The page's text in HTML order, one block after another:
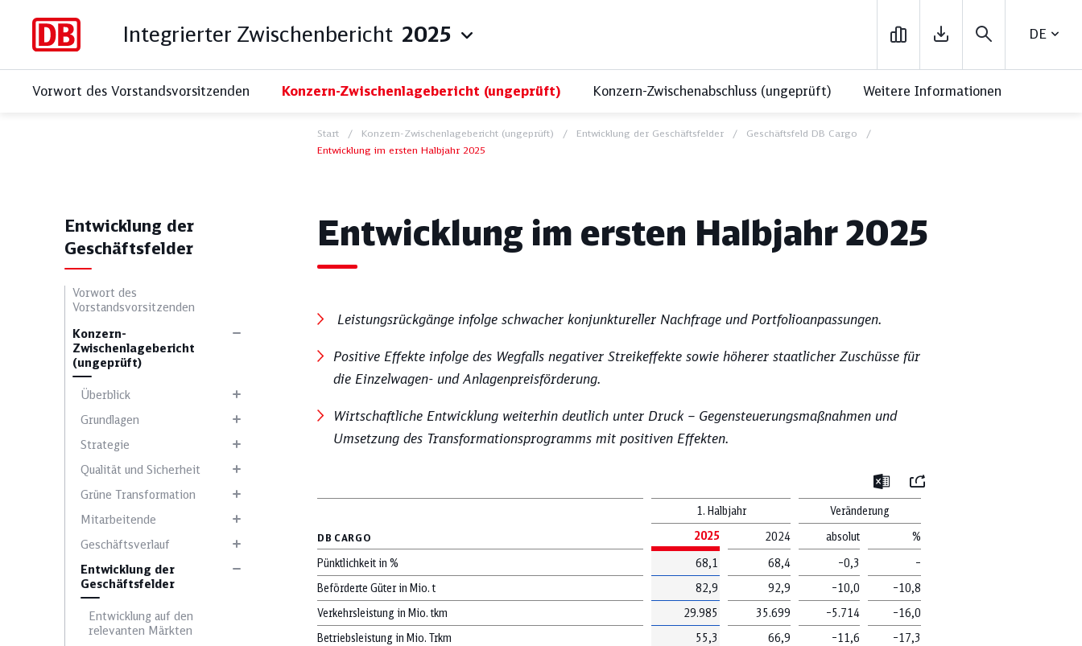
Integrierter Zwischenbericht 2025
Vorwort des Vorstandsvorsitzenden Konzern-Zwischenlagebericht (ungeprüft) Konzern-Zwischenabschluss (ungeprüft) Weitere Informationen
Start Konzern-Zwischenlagebericht (ungeprüft) Entwicklung der Geschäftsfelder
Geschäftsfeld DB Cargo
Entwicklung im ersten Halbjahr 2025
Entwicklung der
Geschäftsfelder
Vorwort des
Vorstandsvorsitzenden
Konzern-
Zwischenlagebericht
(ungeprüft)
Überblick
Grundlagen
Strategie
Qualität und Sicherheit
Grüne Transformation
Mitarbeitende
Geschäftsverlauf
Entwicklung der
Geschäftsfelder
Entwicklung auf den
relevanten Märkten
Entwicklung im ersten Halbjahr 2025
Leistungsrückgänge infolge schwacher konjunktureller Nachfrage und Portfolioanpassungen.
Positive Effekte infolge des Wegfalls negativer Streikeffekte sowie höherer staatlicher Zuschüsse für
die Einzelwagen- und Anlagenpreisförderung.
Wirtschaftliche Entwicklung weiterhin deutlich unter Druck – Gegensteuerungsmaßnahmen und
Umsetzung des Transformationsprogramms mit positiven Effekten.
Mail
Excel
DB CARGO
1. Halbjahr
Verände­rung
2025
2024 absolut
%
Pünktlichkeit in %
68,1 68,4 –0,3
–
Beförderte Güter in Mio. t
82,9 92,9 –10,0
–10,8
Verkehrsleistung in Mio. tkm
29.985 35.699 –5.714
–16,0
Betriebsleistung in Mio. Trkm
55,3 66,9 –11,6
–17,3
Alle Themen Qualität Ökologie
Wählen Sie ein Thema aus, und sehen Sie sich unten Ihre Ergebnisse an
EBIT Investitionen
Klimaschutz Mitarbeitendenstruktur Pünktlichkeit Umsatz